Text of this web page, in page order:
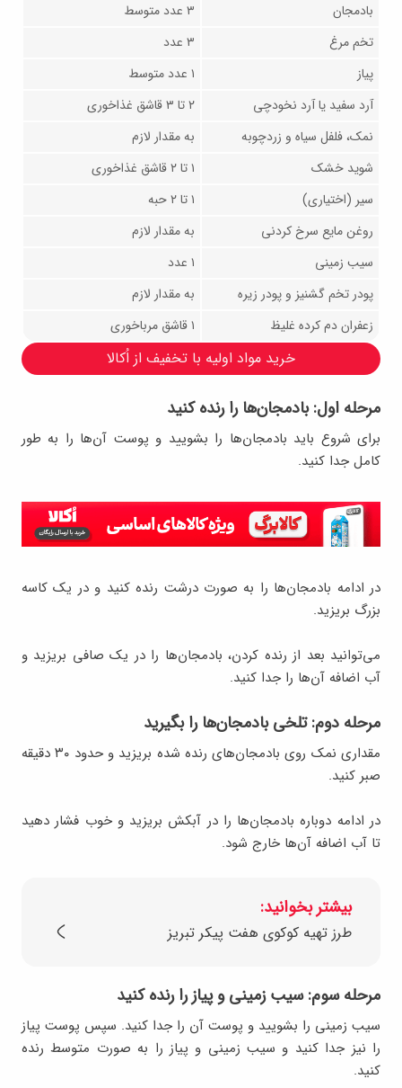
بادمجان
۳ عدد متوسط
تخم مرغ
۳ عدد
پیاز
۱ عدد متوسط
آرد سفید یا آرد نخودچی
۲ تا ۳ قاشق غذاخوری
نمک، فلفل سیاه و زردچوبه
به مقدار لازم
شوید خشک
۱ تا ۲ قاشق غذاخوری
سیر (اختیاری)
۱ تا ۲ حبه
روغن مایع سرخ‌ کردنی
به مقدار لازم
سیب زمینی
۱ عدد
پودر تخم گشنیز و پودر زیره
به مقدار لازم
زعفران دم کرده غلیظ
۱ قاشق مرباخوری
خرید مواد اولیه با تخفیف از اُکالا
مرحله اول: بادمجان‌ها را رنده کنید
برای شروع باید بادمجان‌ها را بشویید و پوست آن‌ها را به طور
کامل جدا کنید.
در ادامه بادمجان‌ها را به صورت درشت رنده کنید و در یک کاسه
بزرگ بریزید.
می‌توانید بعد از رنده کردن، بادمجان‌ها را در یک صافی بریزید و
آب اضافه آن‌ها را جدا کنید.
مرحله دوم: تلخی بادمجان‌ها را بگیرید
مقداری نمک روی بادمجان‌های رنده شده بریزید و حدود ۳۰ دقیقه
صبر کنید.
در ادامه دوباره بادمجان‌ها را در آبکش بریزید و خوب فشار دهید
تا آب اضافه آن‌ها خارج شود.
بیشتر بخوانید:
طرز تهیه کوکوی هفت پیکر تبریز
مرحله سوم: سیب زمینی و پیاز را رنده کنید
سیب زمینی را بشویید و پوست آن را جدا کنید. سپس پوست پیاز
را نیز جدا کنید و سیب زمینی و پیاز را به صورت متوسط رنده
کنید.